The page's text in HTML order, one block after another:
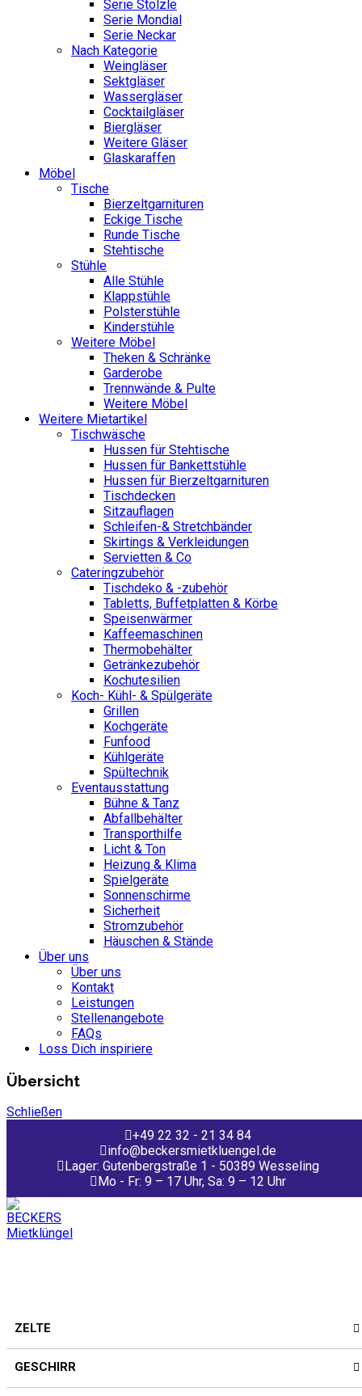
Serie Stölzle
Serie Mondial
Serie Neckar
Nach Kategorie
Weingläser
Sektgläser
Wassergläser
Cocktailgläser
Biergläser
Weitere Gläser
Glaskaraffen
Möbel
Tische
Bierzeltgarnituren
Eckige Tische
Runde Tische
Stehtische
Stühle
Alle Stühle
Klappstühle
Polsterstühle
Kinderstühle
Weitere Möbel
Theken & Schränke
Garderobe
Trennwände & Pulte
Weitere Möbel
Weitere Mietartikel
Tischwäsche
Hussen für Stehtische
Hussen für Bankettstühle
Hussen für Bierzeltgarnituren
Tischdecken
Sitzauflagen
Schleifen-& Stretchbänder
Skirtings & Verkleidungen
Servietten & Co
Cateringzubehör
Tischdeko & -zubehör
Tabletts, Buffetplatten & Körbe
Speisenwärmer
Kaffeemaschinen
Thermobehälter
Getränkezubehör
Kochutesilien
Koch- Kühl- & Spülgeräte
Grillen
Kochgeräte
Funfood
Kühlgeräte
Spültechnik
Eventausstattung
Bühne & Tanz
Abfallbehälter
Transporthilfe
Licht & Ton
Heizung & Klima
Spielgeräte
Sonnenschirme
Sicherheit
Stromzubehör
Häuschen & Stände
Über uns
Über uns
Kontakt
Leistungen
Stellenangebote
FAQs
Loss Dich inspiriere
Übersicht
Schließen
+49 22 32 - 21 34 84
info@beckersmietkluengel.de
Lager: Gutenbergstraße 1 - 50389 Wesseling
Mo - Fr: 9 – 17 Uhr, Sa: 9 – 12 Uhr
ZELTE
GESCHIRR